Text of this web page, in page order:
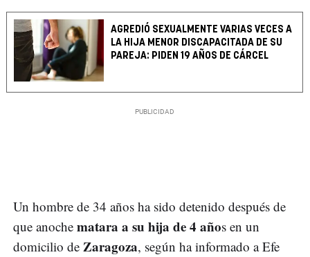
AGREDIÓ SEXUALMENTE VARIAS VECES A
LA HIJA MENOR DISCAPACITADA DE SU
PAREJA: PIDEN 19 AÑOS DE CÁRCEL
Un hombre de 34 años ha sido detenido después de
que anoche matara a su hija de 4 años en un
domicilio de Zaragoza, según ha informado a Efe